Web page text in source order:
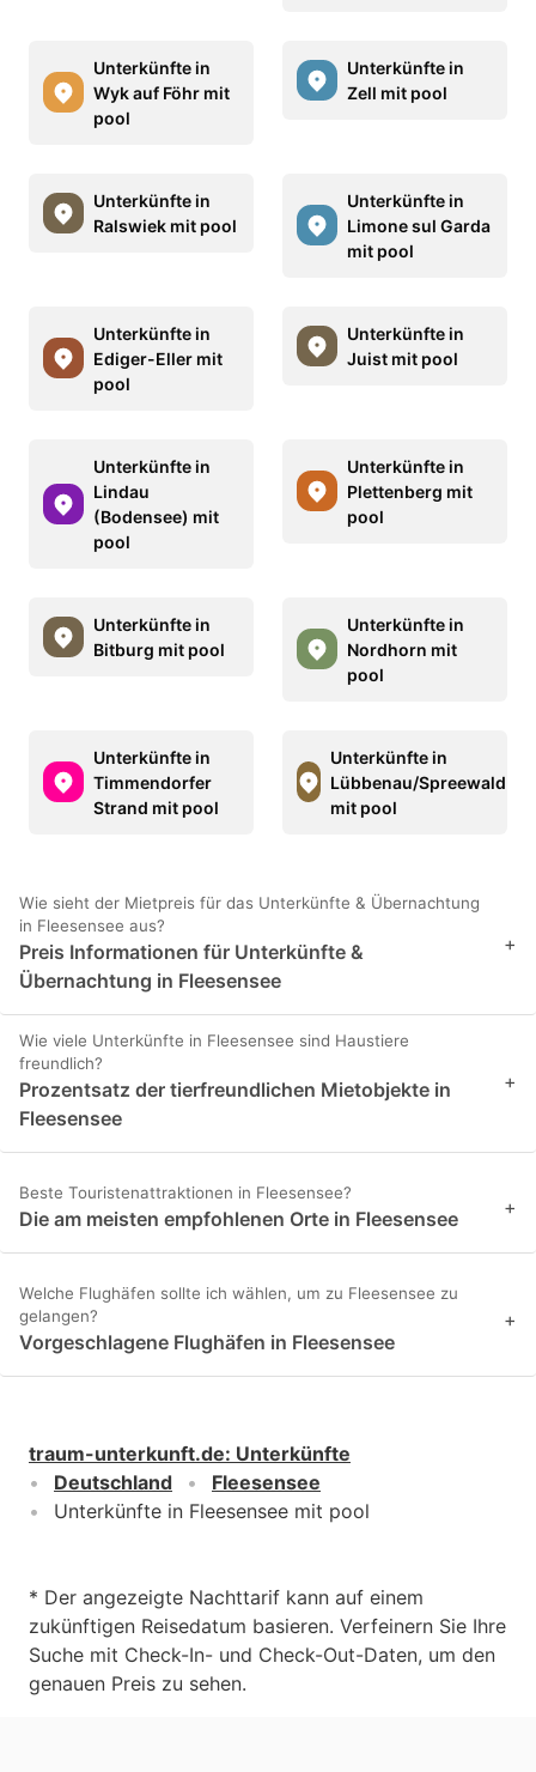
Unterkünfte in
Wyk auf Föhr mit
pool
Unterkünfte in
Zell mit pool
Unterkünfte in
Ralswiek mit pool
Unterkünfte in
Limone sul Garda
mit pool
Unterkünfte in
Ediger-Eller mit
pool
Unterkünfte in
Juist mit pool
Unterkünfte in
Lindau
(Bodensee) mit
pool
Unterkünfte in
Plettenberg mit
pool
Unterkünfte in
Bitburg mit pool
Unterkünfte in
Nordhorn mit
pool
Unterkünfte in
Timmendorfer
Strand mit pool
Unterkünfte in
Lübbenau/Spreewald
mit pool
Wie sieht der Mietpreis für das Unterkünfte & Übernachtung
in Fleesensee aus?
Preis Informationen für Unterkünfte &
Übernachtung in Fleesensee
+
Wie viele Unterkünfte in Fleesensee sind Haustiere
freundlich?
Prozentsatz der tierfreundlichen Mietobjekte in
Fleesensee
+
Beste Touristenattraktionen in Fleesensee?
Die am meisten empfohlenen Orte in Fleesensee +
Welche Flughäfen sollte ich wählen, um zu Fleesensee zu
gelangen?
Vorgeschlagene Flughäfen in Fleesensee
+
traum-unterkunft.de: Unterkünfte
Deutschland
Fleesensee
Unterkünfte in Fleesensee mit pool
* Der angezeigte Nachttarif kann auf einem
zukünftigen Reisedatum basieren. Verfeinern Sie Ihre
Suche mit Check-In- und Check-Out-Daten, um den
genauen Preis zu sehen.